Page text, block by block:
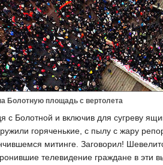
Болотную площадь с вертолета
с Болотной и включив для сугреву
горяченькие, с пылу с жару
митинге. Заговорил!
телевидение граждане в эти